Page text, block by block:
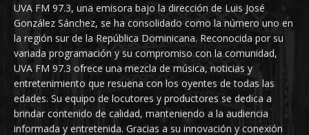
UVA FM 97.3, una emisora bajo la dirección de Luis José
González Sánchez, se ha consolidado como la número uno en
la región sur de la República Dominicana. Reconocida por su
variada programación y su compromiso con la comunidad,
UVA FM 97.3 ofrece una mezcla de música, noticias y
entretenimiento que resuena con los oyentes de todas las
edades. Su equipo de locutores y productores se dedica a
brindar contenido de calidad, manteniendo a la audiencia
informada y entretenida. Gracias a su innovación y conexión